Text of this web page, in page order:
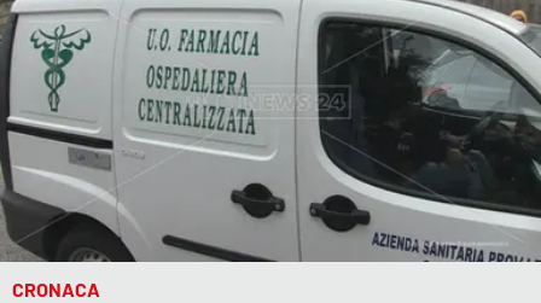
Catanzaro
Crotone
Vibo Valentia
Reggio Calabria
CRONACA